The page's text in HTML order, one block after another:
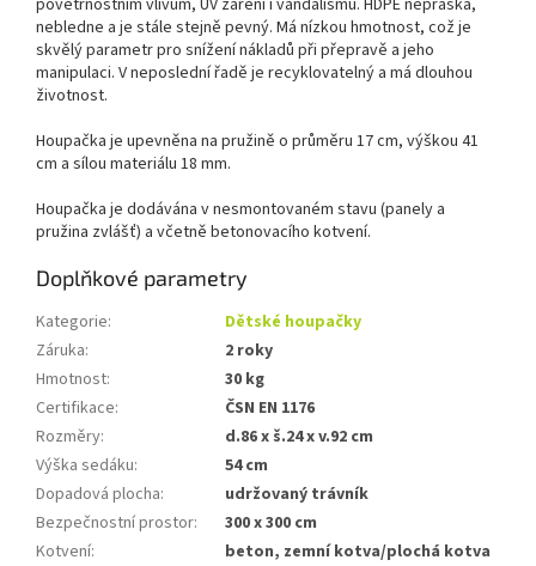
povětrnostním vlivům, UV záření i vandalismu. HDPE nepraská,
nebledne a je stále stejně pevný. Má nízkou hmotnost, což je
skvělý parametr pro snížení nákladů při přepravě a jeho
manipulaci. V neposlední řadě je recyklovatelný a má dlouhou
životnost.
Houpačka je upevněna na pružině o průměru 17 cm, výškou 41
cm a sílou materiálu 18 mm.
Houpačka je dodávána v nesmontovaném stavu (panely a
pružina zvlášť) a včetně betonovacího kotvení.
Doplňkové parametry
Kategorie:
Dětské houpačky
Záruka:
2 roky
Hmotnost:
30 kg
Certifikace:
ČSN EN 1176
Rozměry:
d.86 x š.24 x v.92 cm
Výška sedáku:
54 cm
Dopadová plocha:
udržovaný trávník
Bezpečnostní prostor:
300 x 300 cm
Kotvení:
beton, zemní kotva/plochá kotva